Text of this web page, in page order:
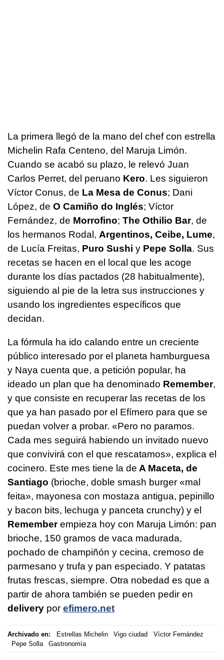
La primera llegó de la mano del chef con estrella
Michelin Rafa Centeno, del Maruja Limón.
Cuando se acabó su plazo, le relevó Juan
Carlos Perret, del peruano Kero. Les siguieron
Víctor Conus, de La Mesa de Conus; Dani
López, de O Camiño do Inglés; Víctor
Fernández, de Morrofino; The Othilio Bar, de
los hermanos Rodal, Argentinos, Ceibe, Lume,
de Lucía Freitas, Puro Sushi y Pepe Solla. Sus
recetas se hacen en el local que les acoge
durante los días pactados (28 habitualmente),
siguiendo al pie de la letra sus instrucciones y
usando los ingredientes específicos que
decidan.
La fórmula ha ido calando entre un creciente
público interesado por el planeta hamburguesa
y Naya cuenta que, a petición popular, ha
ideado un plan que ha denominado Remember,
y que consiste en recuperar las recetas de los
que ya han pasado por el Efímero para que se
puedan volver a probar. «Pero no paramos.
Cada mes seguirá habiendo un invitado nuevo
que convivirá con el que rescatamos», explica el
cocinero. Este mes tiene la de A Maceta, de
Santiago (brioche, doble smash burger «mal
feita», mayonesa con mostaza antigua, pepinillo
y bacon bits, lechuga y panceta crunchy) y el
Rememberempieza hoy con Maruja Limón: pan
brioche, 150 gramos de vaca madurada,
pochado de champiñón y cecina, cremoso de
parmesano y trufa y pan especiado. Y patatas
frutas frescas, siempre. Otra nobedad es que a
partir de ahora también se pueden pedir en
delivery por efimero.net
Archivado en: Estrellas Michelin Vigo ciudad
Víctor Fernández
Pepe Solla
Gastronomía